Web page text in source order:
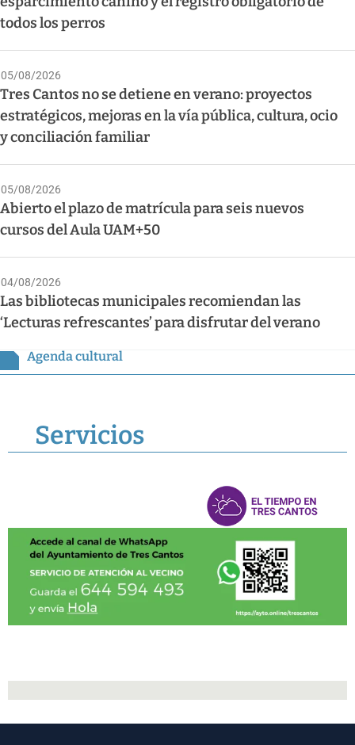
todos los perros
05/08/2026
Tres Cantos no se detiene en verano: proyectos
estratégicos, mejoras en la vía pública, cultura, ocio
y conciliación familiar
05/08/2026
Abierto el plazo de matrícula para seis nuevos
cursos del Aula UAM+50
04/08/2026
Las bibliotecas municipales recomiendan las
‘Lecturas refrescantes’ para disfrutar del verano
Agenda cultural
Servicios